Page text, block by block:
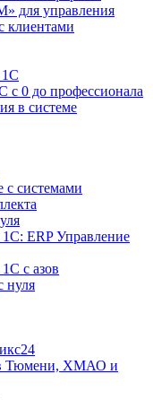
для управления
клиентами
1С
с 0 до профессионала
в системе
с системами
ERP Управление
с азов
нуля
в Тюмени, ХМАО и